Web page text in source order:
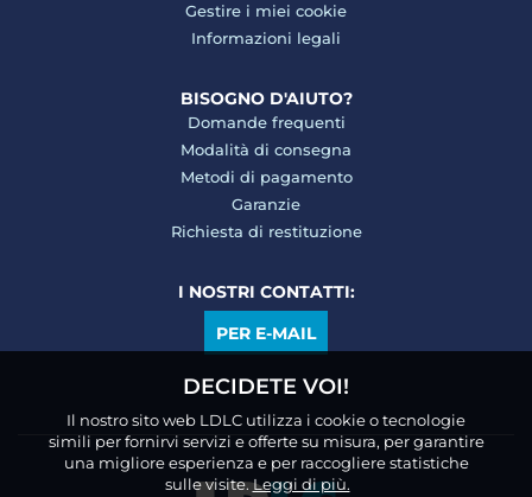
Gestire i miei cookie
Informazioni legali
BISOGNO D'AIUTO?
Domande frequenti
Modalità di consegna
Metodi di pagamento
Garanzie
Richiesta di restituzione
I NOSTRI CONTATTI:
PER E-MAIL
DECIDETE VOI!
Il nostro sito web LDLC utilizza i cookie o tecnologie
simili per fornirvi servizi e offerte su misura, per garantire
una migliore esperienza e per raccogliere statistiche
sulle visite.Leggi di più.